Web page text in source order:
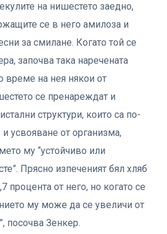
на нишестето заедно,
се в него амилоза и
за смилане. Когато той се
започва така наречената
време на нея някои от
се пренареждат и
структури, които са по-
усвояване от организма,
му “устойчиво или
Прясно изпеченият бял хляб
процента от него, но когато се
му може да се увеличи от
посочва Зенкер.